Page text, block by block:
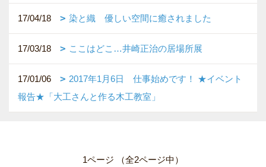
17/04/18 染と織 優しい空間に癒されました
17/03/18 ここはどこ…井崎正治の居場所展
17/01/06
2017年1月6日 仕事始めです！ ★イベント
報告★「大工さんと作る木工教室」
1ページ （全2ページ中）